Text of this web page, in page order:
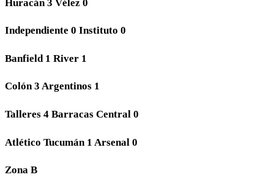
Huracán 3 Vélez 0
Independiente 0 Instituto 0
Banfield 1 River 1
Colón 3 Argentinos 1
Talleres 4 Barracas Central 0
Atlético Tucumán 1 Arsenal 0
Zona B